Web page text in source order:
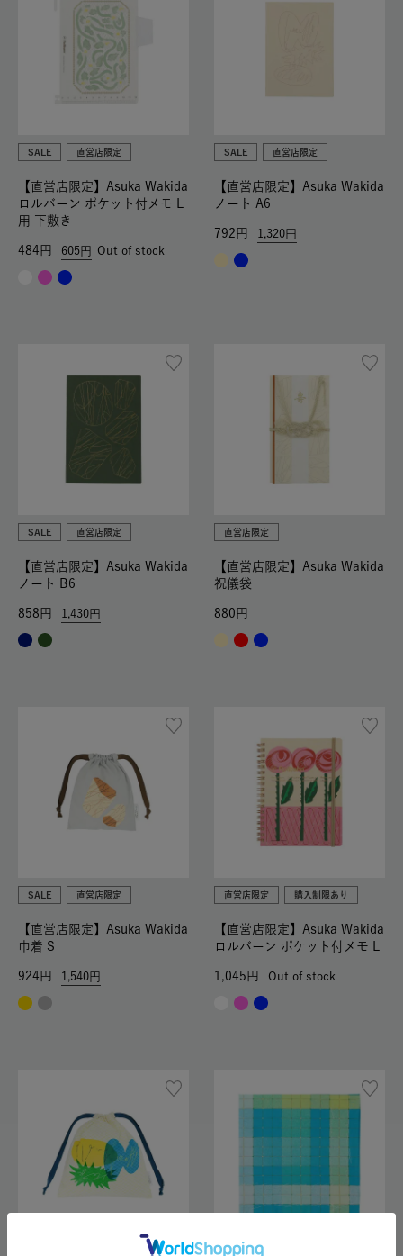
SALE 直営店限定
【直営店限定】Asuka Wakida
ロルバーン ポケット付メモ L
用 下敷き
605
484 Out of stock
SALE 直営店限定
【直営店限定】Asuka Wakida
ノート A6
1,320
792
SALE 直営店限定
【直営店限定】Asuka Wakida
ノート B6
1,430
858
直営店限定
【直営店限定】Asuka Wakida
祝儀袋
880
SALE 直営店限定
【直営店限定】Asuka Wakida
巾着 S
1,540
924
直営店限定 購入制限あり
【直営店限定】Asuka Wakida
ロルバーン ポケット付メモ L
1,045 Out of stock